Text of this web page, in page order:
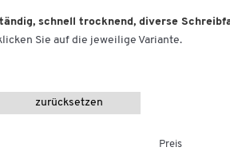
schnell trocknend, diverse
Sie auf die jeweilige Variante.
zurücksetzen
Preis